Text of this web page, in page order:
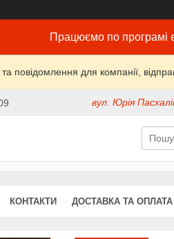
Працюємо по програмі
повідомлення для компанії,
вул. Юрія
КОНТАКТИ ДОСТАВКА ТА ОПЛАТА